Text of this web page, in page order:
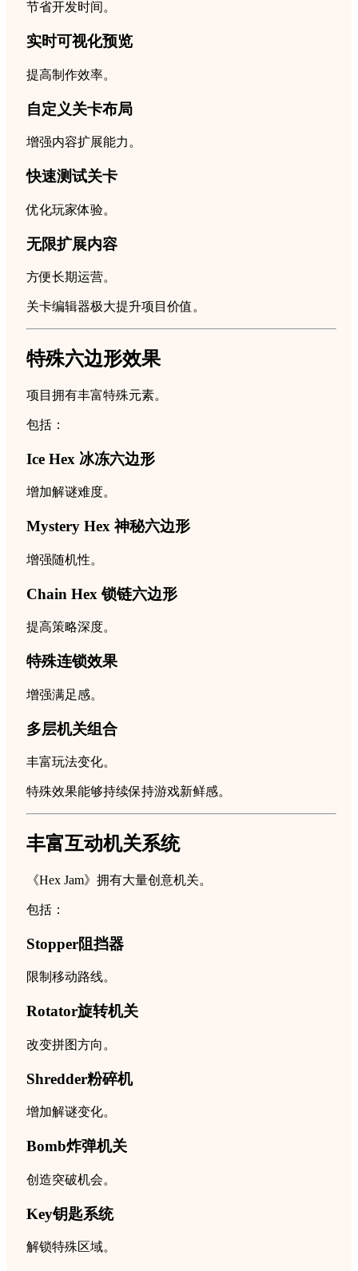
节省开发时间。
实时可视化预览
提高制作效率。
自定义关卡布局
增强内容扩展能力。
快速测试关卡
优化玩家体验。
无限扩展内容
方便长期运营。
关卡编辑器极大提升项目价值。
特殊六边形效果
项目拥有丰富特殊元素。
包括：
Ice Hex 冰冻六边形
增加解谜难度。
Mystery Hex 神秘六边形
增强随机性。
Chain Hex 锁链六边形
提高策略深度。
特殊连锁效果
增强满足感。
多层机关组合
丰富玩法变化。
特殊效果能够持续保持游戏新鲜感。
丰富互动机关系统
《Hex Jam》拥有大量创意机关。
包括：
Stopper阻挡器
限制移动路线。
Rotator旋转机关
改变拼图方向。
Shredder粉碎机
增加解谜变化。
Bomb炸弹机关
创造突破机会。
Key钥匙系统
解锁特殊区域。